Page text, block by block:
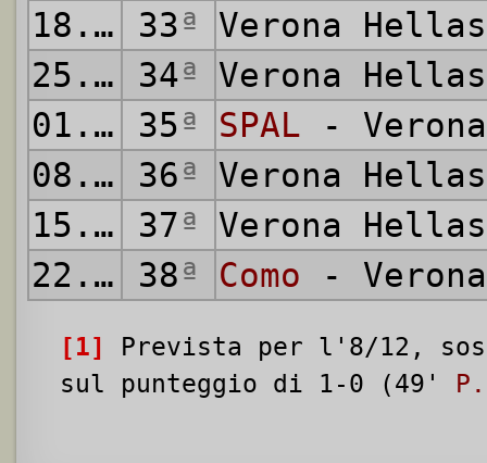
18.05.1975
33ª
Verona
25.05.1975
34ª
Verona
01.06.1975
35ª SPAL -
08.06.1975
36ª
Verona
15.06.1975
37ª
Verona
22.06.1975
38ª Como -
[1]
Prevista per l'8/12,
sul punteggio di 1-0 (49'